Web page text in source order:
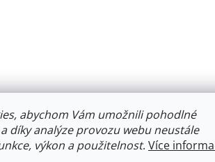
abychom Vám umožnili pohodlné
díky analýze provozu webu neustále
výkon a použitelnost. Více